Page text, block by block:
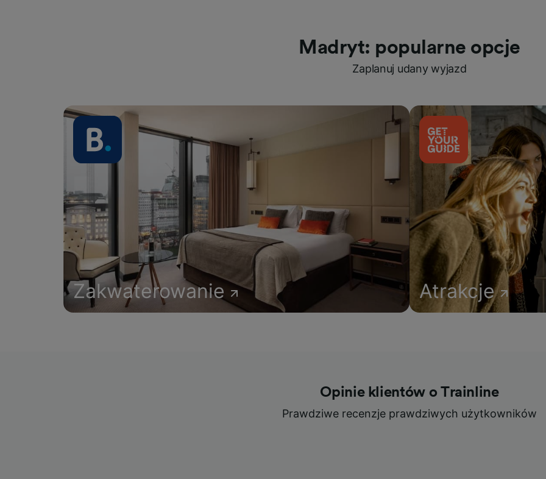
Madryt: popularne opcje
Zaplanuj udany wyjazd
Zakwaterowanie Atrakcje
Opinie klientów o Trainline
Prawdziwe recenzje prawdziwych użytkowników